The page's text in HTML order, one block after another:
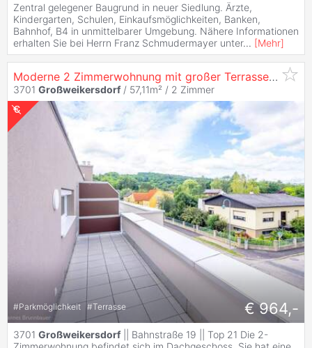
Zentral gelegener Baugrund in neuer Siedlung. Ärzte,
Kindergarten, Schulen, Einkaufsmöglichkeiten, Banken,
Bahnhof, B4 in unmittelbarer Umgebung. Nähere Informationen
erhalten Sie bei Herrn Franz Schmudermayer unter... [Mehr]
Moderne 2 Zimmerwohnung mit großer Terrasse - Wohnzuschuss möglich
3701 Großweikersdorf / 57,11m² / 2 Zimmer
#Parkmöglichkeit #Terrasse € 964,-
3701 Großweikersdorf || Bahnstraße 19 || Top 21 Die 2-